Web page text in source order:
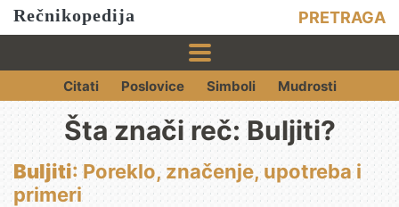
Rečnikopedija PRETRAGA
Citati Poslovice Simboli Mudrosti
Šta znači reč: Buljiti?
Buljiti: Poreklo, značenje, upotreba i
primeri